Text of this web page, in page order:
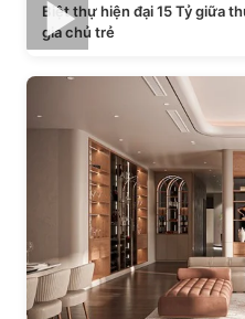
Biệt thự hiện đại 15 Tỷ giữa
gia chủ trẻ